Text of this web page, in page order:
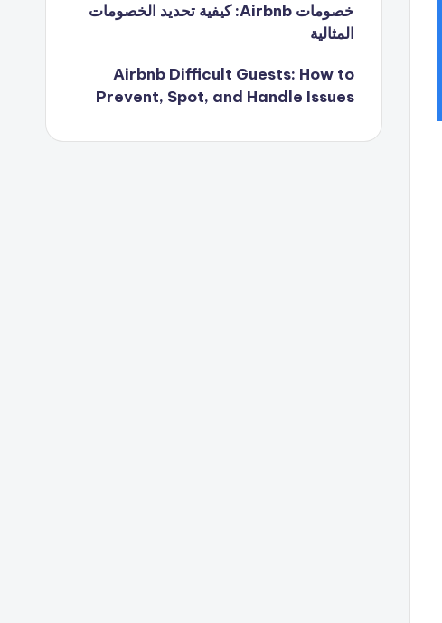
خصومات Airbnb: كيفية تحديد الخصومات
المثالية
Airbnb Difficult Guests: How to
Prevent, Spot, and Handle Issues